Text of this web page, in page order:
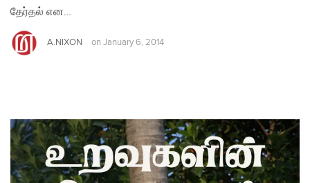
தேர்தல் என…
A.NIXON on January 6, 2014